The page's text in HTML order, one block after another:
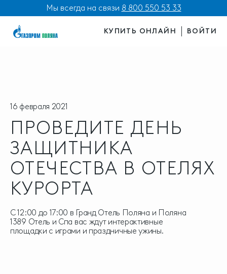
Мы всегда на связи 8 800 550 53 33
КУПИТЬ ОНЛАЙН ВОЙТИ
16 февраля 2021
ПРОВЕДИТЕ ДЕНЬ
ЗАЩИТНИКА
ОТЕЧЕСТВА В ОТЕЛЯХ
КУРОРТА
С 12:00 до 17:00 в Гранд Отель Поляна и Поляна
1389 Отель и Спа вас ждут интерактивные
площадки с играми и праздничные ужины.